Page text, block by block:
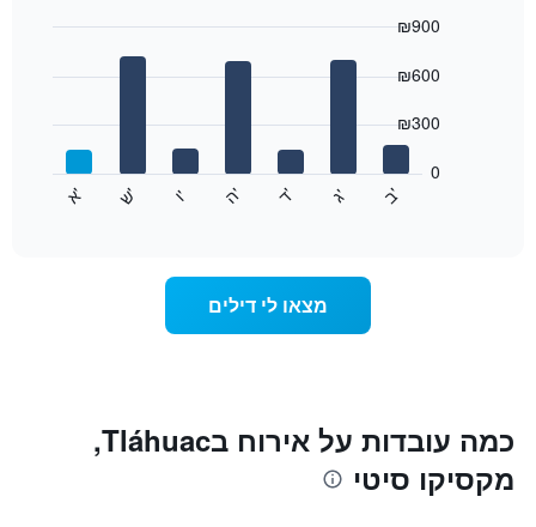
התרשים
חודשים.
התרשים
כולל
1
ציר
ב
' ג
' ד
' ה
' ו
' ש
' א
'
0
₪300
₪600
₪900
מצאו לי דילים
כמה עובדות על אירוח בTláhuac,
מקסיקו סיטי